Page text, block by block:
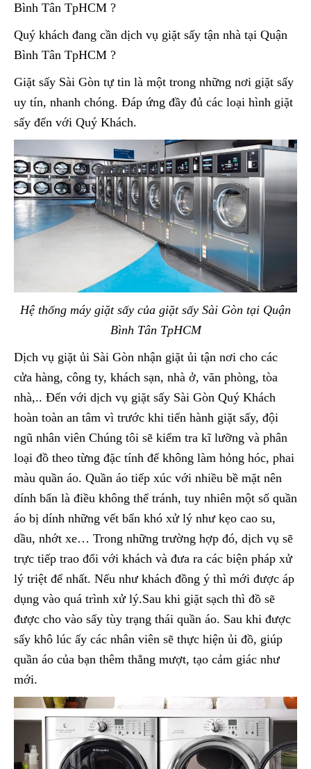
Bình Tân TpHCM ?
Quý khách đang cần dịch vụ giặt sấy tận nhà tại Quận
Bình Tân TpHCM ?
Giặt sấy Sài Gòn tự tin là một trong những nơi giặt sấy
uy tín, nhanh chóng. Đáp ứng đầy đủ các loại hình giặt
sấy đến với Quý Khách.
Hệ thống máy giặt sấy của giặt sấy Sài Gòn tại Quận
Bình Tân TpHCM
Dịch vụ giặt ủi Sài Gòn nhận giặt ủi tận nơi cho các
cửa hàng, công ty, khách sạn, nhà ở, văn phòng, tòa
nhà,.. Đến với dịch vụ giặt sấy Sài Gòn Quý Khách
hoàn toàn an tâm vì trước khi tiến hành giặt sấy, đội
ngũ nhân viên Chúng tôi sẽ kiểm tra kĩ lưỡng và phân
loại đồ theo từng đặc tính để không làm hỏng hóc, phai
màu quần áo. Quần áo tiếp xúc với nhiều bề mặt nên
dính bẩn là điều không thể tránh, tuy nhiên một số quần
áo bị dính những vết bẩn khó xử lý như kẹo cao su,
dầu, nhớt xe… Trong những trường hợp đó, dịch vụ sẽ
trực tiếp trao đổi với khách và đưa ra các biện pháp xử
lý triệt để nhất. Nếu như khách đồng ý thì mới được áp
dụng vào quá trình xử lý.Sau khi giặt sạch thì đồ sẽ
được cho vào sấy tùy trạng thái quần áo. Sau khi được
sấy khô lúc ấy các nhân viên sẽ thực hiện ủi đồ, giúp
quần áo của bạn thêm thẳng mượt, tạo cảm giác như
mới.